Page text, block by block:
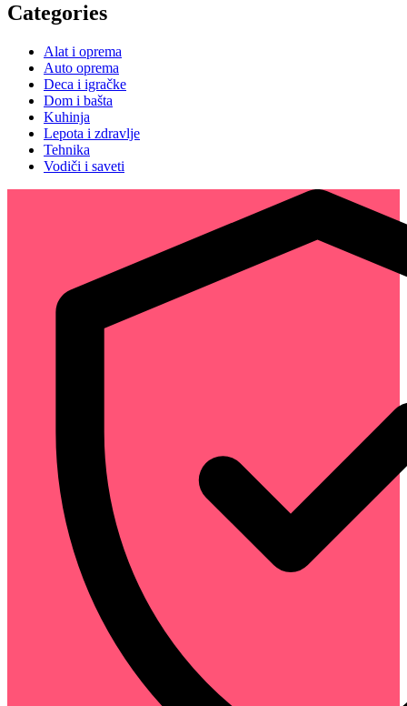
Categories
Alat i oprema
Auto oprema
Deca i igračke
Dom i bašta
Kuhinja
Lepota i zdravlje
Tehnika
Vodiči i saveti